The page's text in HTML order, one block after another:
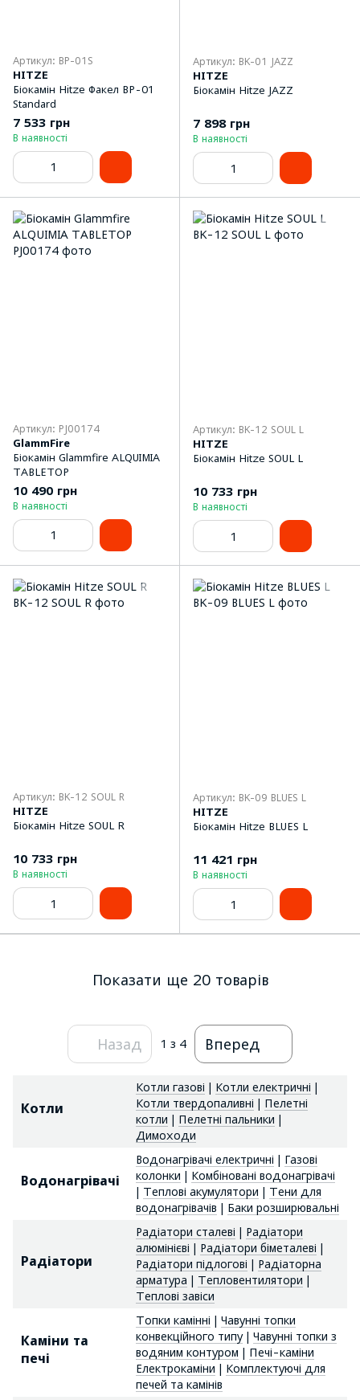
Артикул: BP-01S
HITZE
Біокамін Hitze Факел BP-01
Standard
7 533 грн
В наявності
Артикул: BK-01 JAZZ
HITZE
Біокамін Hitze JAZZ
7 898 грн
В наявності
Артикул: PJ00174
GlammFire
Біокамін Glammfire ALQUIMIA
TABLETOP
10 490 грн
В наявності
Артикул: BK-12 SOUL L
HITZE
Біокамін Hitze SOUL L
10 733 грн
В наявності
Артикул: BK-12 SOUL R
HITZE
Біокамін Hitze SOUL R
10 733 грн
В наявності
Артикул: BK-09 BLUES L
HITZE
Біокамін Hitze BLUES L
11 421 грн
В наявності
Показати ще 20 товарів
Назад 1 з 4 Вперед
Котли
Котли газові | Котли електричні |
Котли твердопаливні | Пелетні
котли | Пелетні пальники |
Димоходи
Водонагрівачі
Водонагрівачі електричні | Газові
колонки | Комбіновані водонагрівачі
| Теплові акумулятори | Тени для
водонагрівачів | Баки розширювальні
Радіатори
Радіатори сталеві | Радіатори
алюмінієві | Радіатори біметалеві |
Радіатори підлогові | Радіаторна
арматура | Тепловентилятори |
Теплові завіси
Каміни та
печі
Топки камінні | Чавунні топки
конвекційного типу| Чавунні топки з
водяним контуром | Печі-каміни
Електрокаміни | Комплектуючі для
печей та камінів